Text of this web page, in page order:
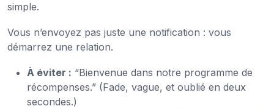
simple.
Vous n’envoyez pas juste une notification : vous
démarrez une relation.
À éviter : “Bienvenue dans notre programme de
récompenses.” (Fade, vague, et oublié en deux
secondes.)